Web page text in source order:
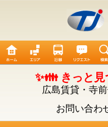
✨👪 きっと
広島賃貸・寺
お問い合わ